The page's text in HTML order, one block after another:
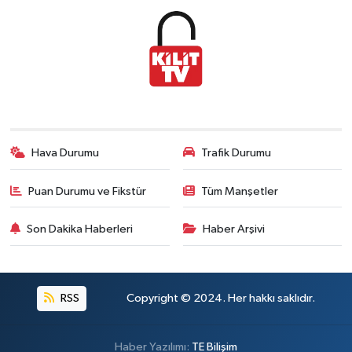
Hava Durumu Trafik Durumu
Puan Durumu ve Fikstür Tüm Manşetler
Son Dakika Haberleri Haber Arşivi
RSS Copyright © 2024. Her hakkı saklıdır.
Haber Yazılımı: TE Bilişim